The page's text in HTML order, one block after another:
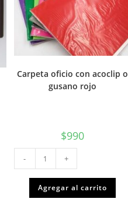
Carpeta oficio con acoclip o
gusano rojo
$990
Carpeta
oficio
con
acoclip
o
gusano
rojo
- +
Agregar al carrito